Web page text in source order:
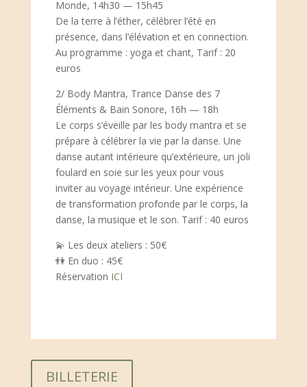
Monde, 14h30 — 15h45
De la terre à l’éther, célébrer l’été en
présence, dans l’élévation et en connection.
Au programme : yoga et chant, Tarif : 20
euros
2/ Body Mantra, Trance Danse des 7
Éléments & Bain Sonore, 16h — 18h
Le corps s’éveille par les body mantra et se
prépare à célébrer la vie par la danse. Une
danse autant intérieure qu’extérieure, un joli
foulard en soie sur les yeux pour vous
inviter au voyage intérieur. Une expérience
de transformation profonde par le corps, la
danse, la musique et le son. Tarif : 40 euros
💫 Les deux ateliers : 50€
👫 En duo : 45€
Réservation ICI
BILLETERIE